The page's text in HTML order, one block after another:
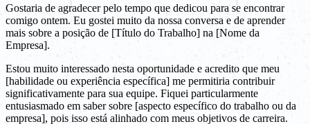
Gostaria de agradecer pelo tempo que dedicou para se encontrar
comigo ontem. Eu gostei muito da nossa conversa e de aprender
mais sobre a posição de [Título do Trabalho] na [Nome da
Empresa].
Estou muito interessado nesta oportunidade e acredito que meu
[habilidade ou experiência específica] me permitiria contribuir
significativamente para sua equipe. Fiquei particularmente
entusiasmado em saber sobre [aspecto específico do trabalho ou da
empresa], pois isso está alinhado com meus objetivos de carreira.